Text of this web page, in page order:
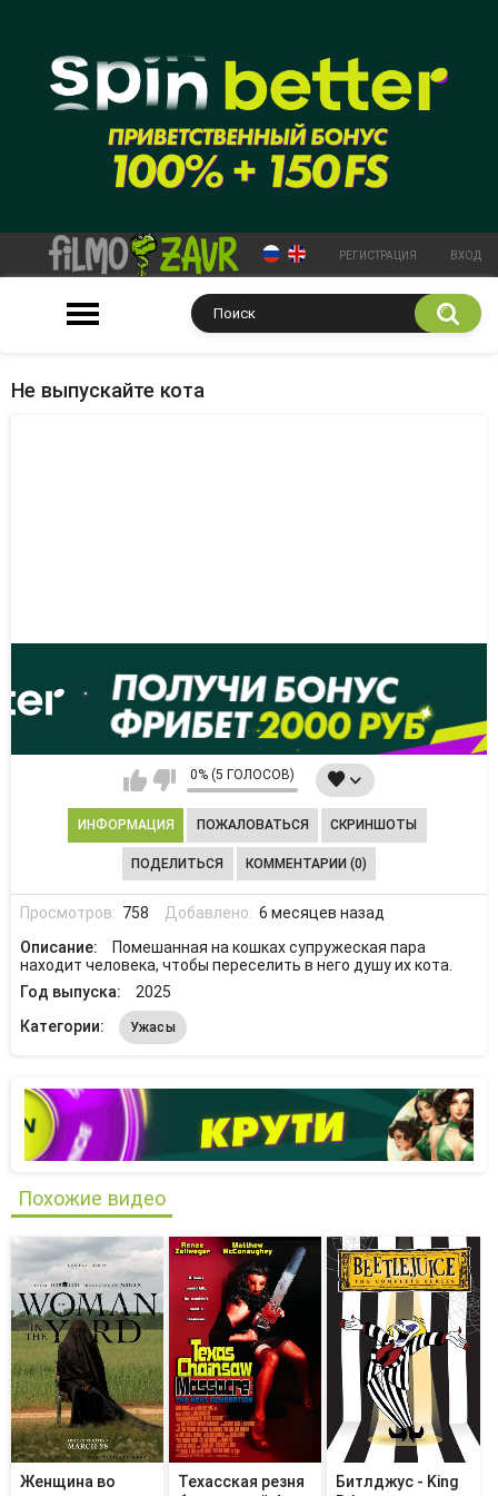
РЕГИСТРАЦИЯ ВХОД
Не выпускайте кота
0% (5 ГОЛОСОВ)
ИНФОРМАЦИЯ ПОЖАЛОВАТЬСЯ СКРИНШОТЫ
ПОДЕЛИТЬСЯ КОММЕНТАРИИ (0)
Просмотров: 758 Добавлено: 6 месяцев назад
Описание:
Помешанная на кошках супружеская пара
находит человека, чтобы переселить в него душу их кота.
Год выпуска:
2025
Категории:
Ужасы
Похожие видео
Женщина во
Техасская резня
Битлджус - King